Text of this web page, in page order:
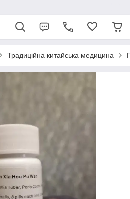
Традиційна китайська медицина